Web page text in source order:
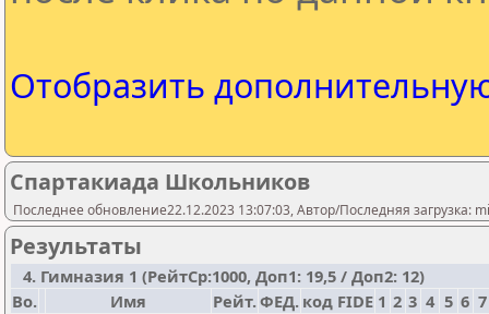
Отобразить
Спартакиада Школьников
Последнее обновление22.12.2023 13:07:03, Автор/Последняя загрузка:
Результаты
4. Гимназия 1 (РейтСр:1000, Доп1: 19,5 / Доп2: 12)
Bo.
Имя Рейт.ФЕД. код FIDE 1 2 3 4 5 6 7